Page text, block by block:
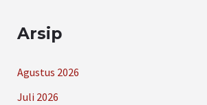
Arsip
Agustus 2026
Juli 2026